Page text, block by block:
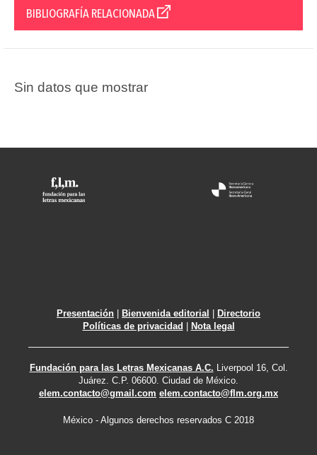
BIBLIOGRAFÍA RELACIONADA
Sin datos que mostrar
Presentación Bienvenida editorial
Directorio
Políticas de privacidad
Nota legal
Fundación para las Letras Mexicanas A.C. Liverpool 16, Col.
Juárez. C.P. 06600. Ciudad de México.
elem.contacto@gmail.com elem.contacto@flm.org.mx
México - Algunos derechos reservados C 2018